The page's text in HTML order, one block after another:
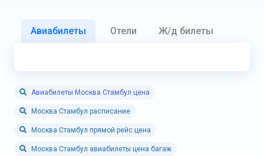
Авиабилеты Отели Ж/д билеты
Авиабилеты Москва Стамбул цена
Москва Стамбул расписание
Москва Стамбул прямой рейс цена
Москва Стамбул авиабилеты цена багаж